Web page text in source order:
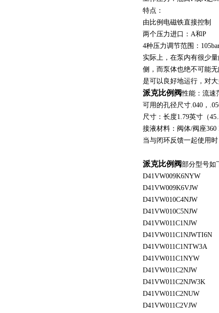
特点：
由比例电磁铁直接控
两个压力进口：A和
4种压力调节范围：
实际上，在泵内有很少
侧，而泵体也绝不可能
是可以良好地运行，对
派克比例阀性能：流速
可用的孔径尺寸.040，
尺寸：长度1.79英寸（
接液材料：阀体/阀座360
当与闭环反馈一起使用
派克比例阀部分型号如
D41VW009K6NYW
D41VW009K6VJW
D41VW010C4NJW
D41VW010C5NJW
D41VW011C1NJW
D41VW011C1NJWTI6N
D41VW011C1NTW3A
D41VW011C1NYW
D41VW011C2NJW
D41VW011C2NJW3K
D41VW011C2NUW
D41VW011C2VJW